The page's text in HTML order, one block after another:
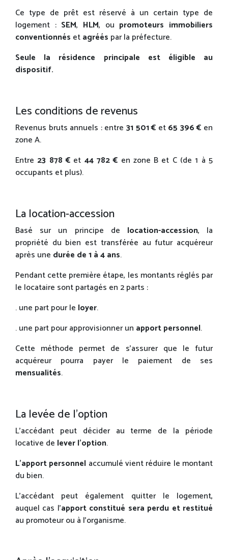
Ce type de prêt est réservé à un certain type de
logement : SEM, HLM, ou promoteurs immobiliers
conventionnés etagréés par la préfecture.
Seule la résidence principale est éligible au
dispositif.
Les conditions de revenus
Revenus bruts annuels : entre 31 501 € et65 396 € en
zone A.
Entre 23 878 €et 44 782 € en zone B et C (de 1 à 5
occupants et plus).
La location-accession
Basé sur un principe de location-accession, la
propriété du bien est transférée au futur acquéreur
après une durée de 1 à 4 ans.
Pendant cette première étape, les montants réglés par
le locataire sont partagés en 2 parts :
. une part pour le loyer.
. une part pour approvisionner un apport personnel.
Cette méthode permet de s’assurer que le futur
acquéreur pourra payer le paiement de ses
mensualités.
La levée de l’option
L’accédant peut décider au terme de la période
locative de lever l’option.
L’apport personnel accumulé vient réduire le montant
du bien.
L’accédant peut également quitter le logement,
auquel cas l’apport constitué sera perdu et restitué
au promoteur ou à l’organisme.